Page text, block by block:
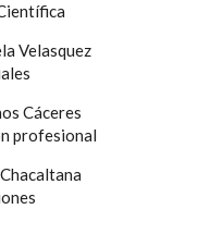
Velasquez
Cáceres
profesional